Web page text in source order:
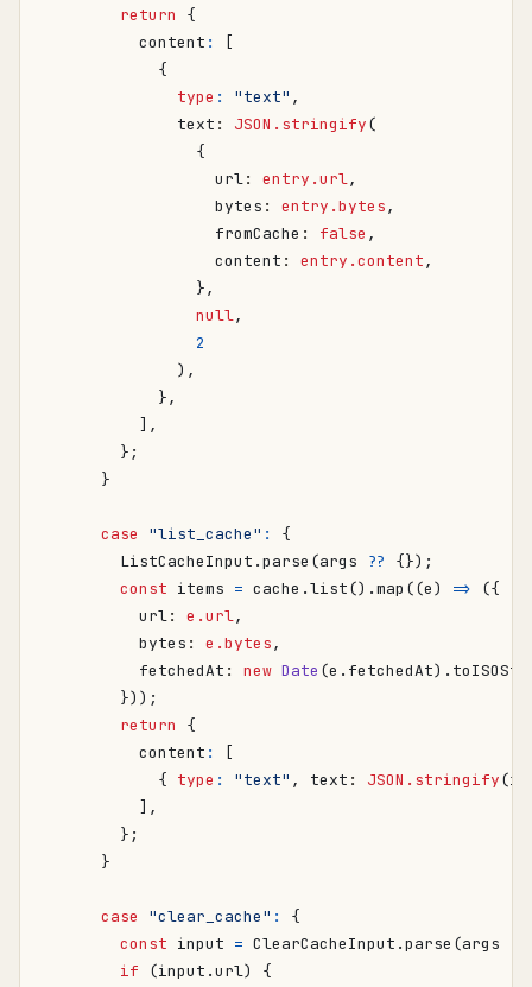
return
{
content :
[
{
type : "text" ,
text : JSON.stringify(
{
url: entry.url,
bytes : entry.bytes,
fromCache : false ,
content : entry.content,
},
null,
2
),
},
],
};
}
case "list_cache" :
{
ListCacheInput .parse (args ??
{});
const items = cache .list().map ((e) =>
({
url: e.url,
bytes : e.bytes,
fetchedAt : new Date (e . fetchedAt).
}));
return
{
content :
[
{ type : "text" , text : JSON.stringify(
],
};
}
case "clear_cache" :
{
const input = ClearCacheInput .parse (args
if
(input .url)
{